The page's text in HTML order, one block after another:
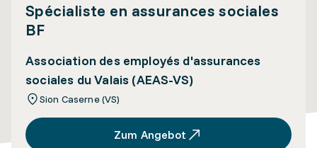
Spécialiste en assurances sociales
BF
Association des employés d'assurances
sociales du Valais (AEAS-VS)
Sion Caserne (VS)
Zum Angebot